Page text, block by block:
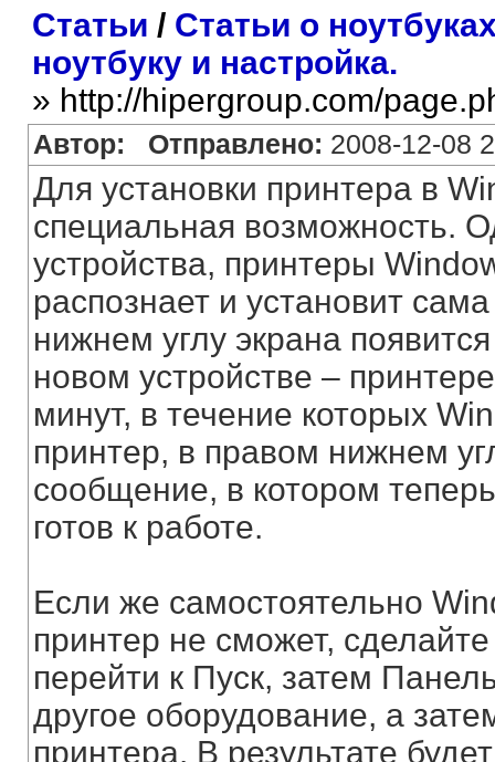
Статьи / Статьи о
ноутбуку и настройка.
» http://hipergroup.com/
Автор: Отправлено: 2008-12-08
Для установки принтера в
специальная возможность.
устройства, принтеры
распознает и установит
нижнем углу экрана
новом устройстве –
минут, в течение которых
принтер, в правом нижнем
сообщение, в котором
готов к работе.
Если же самостоятельно
принтер не сможет,
перейти к Пуск, затем
другое оборудование, а
принтера. В результате